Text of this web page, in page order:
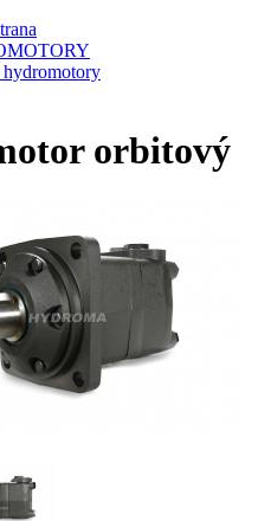
orbitový